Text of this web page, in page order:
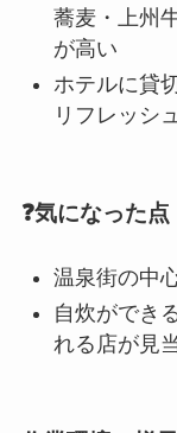
蕎麦・上州
が高い
ホテルに貸
リフレッシ
❓気になった
温泉街の中
自炊ができ
れる店が見